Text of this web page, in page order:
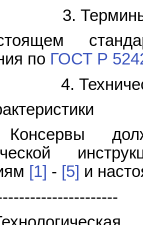
3.
по ГОСТ Р
4.
[1] - [5] и